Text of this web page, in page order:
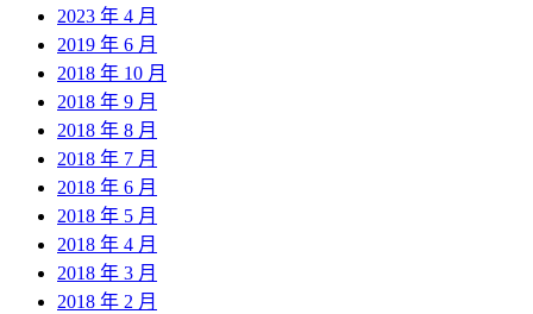
2023 年 4 月
2019 年 6 月
2018 年 10 月
2018 年 9 月
2018 年 8 月
2018 年 7 月
2018 年 6 月
2018 年 5 月
2018 年 4 月
2018 年 3 月
2018 年 2 月